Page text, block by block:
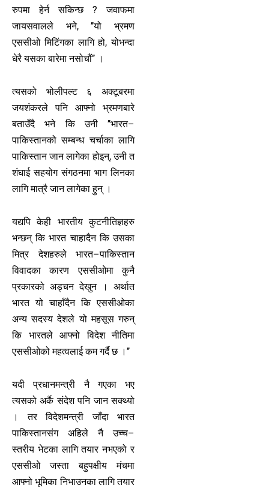
रुपमा हेर्न सकिन्छ ? जवाफमा
जायसवालले भने, ’’यो भ्रमण
एससीओ मिटिंगका लागि हो, योभन्दा
धेरै यसका बारेमा नसोचौं’’ ।
त्यसको भोलीपल्ट ६ अक्टूबरमा
जयशंकरले पनि आफ्नो भ्रमणबारे
बताउँदै भने कि उनी ’’भारत–
पाकिस्तानको सम्बन्ध चर्चाका लागि
पाकिस्तान जान लागेका होइन्, उनी त
शंघाई सहयोग संगठनमा भाग लिनका
लागि मात्रै जान लागेका हुन् ।
यद्यपि केही भारतीय कुटनीतिज्ञहरु
भन्छन् कि भारत चाहादैन कि उसका
मित्र देशहरुले भारत–पाकिस्तान
विवादका कारण एससीओमा कुनै
प्रकारको अड्चन देखुन । अर्थात
भारत यो चाहाँदैन कि एससीओका
अन्य सदस्य देशले यो महसूस गरुन्
कि भारतले आफ्नो विदेश नीतिमा
एससीओको महत्वलाई कम गर्दै छ ।’’
यदी प्रधानमन्त्री नै गएका भए
त्यसको अर्कै संदेश पनि जान सक्थ्यो
। तर विदेशमन्त्री जाँदा भारत
पाकिस्तानसंग अहिले नै उच्च–
स्तरीय भेटका लागि तयार नभएको र
एससीओ जस्ता बहुपक्षीय मंचमा
आफ्नो भूमिका निभाउनका लागि तयार